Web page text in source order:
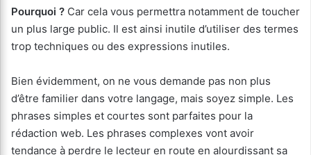
Pourquoi ? Car cela vous permettra notamment de toucher
un plus large public. Il est ainsi inutile d’utiliser des termes
trop techniques ou des expressions inutiles.
Bien évidemment, on ne vous demande pas non plus
d’être familier dans votre langage, mais soyez simple. Les
phrases simples et courtes sont parfaites pour la
rédaction web. Les phrases complexes vont avoir
tendance à perdre le lecteur en route en alourdissant sa